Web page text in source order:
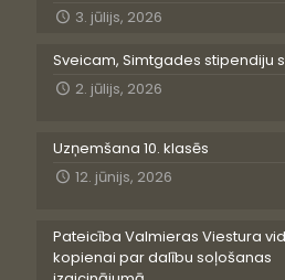
3. jūlijs, 2026
Sveicam, Simtgades stipendiju
2. jūlijs, 2026
Uzņemšana 10. klasēs
12. jūnijs, 2026
Pateicība Valmieras Viestura
kopienai par dalību soļošanas